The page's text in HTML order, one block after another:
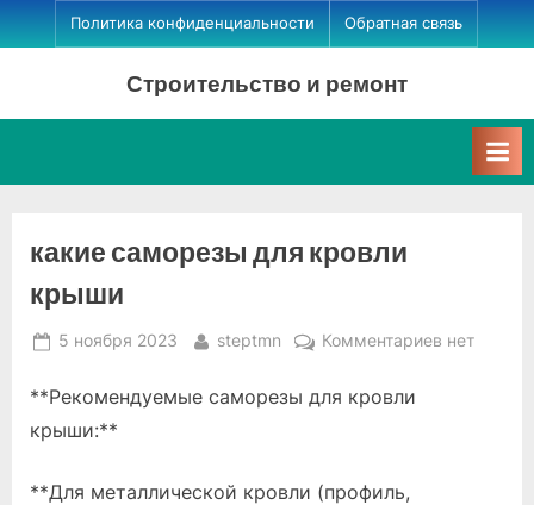
Skip
to
Политика конфиденциальности Обратная связь
Строительство и ремонт
какие саморезы для кровли
крыши
Posted
5 ноября 2023 By
steptmn Комментариевкнет
**Рекомендуемые саморезы для кровли
крыши:**
**Для металлической кровли (профиль,